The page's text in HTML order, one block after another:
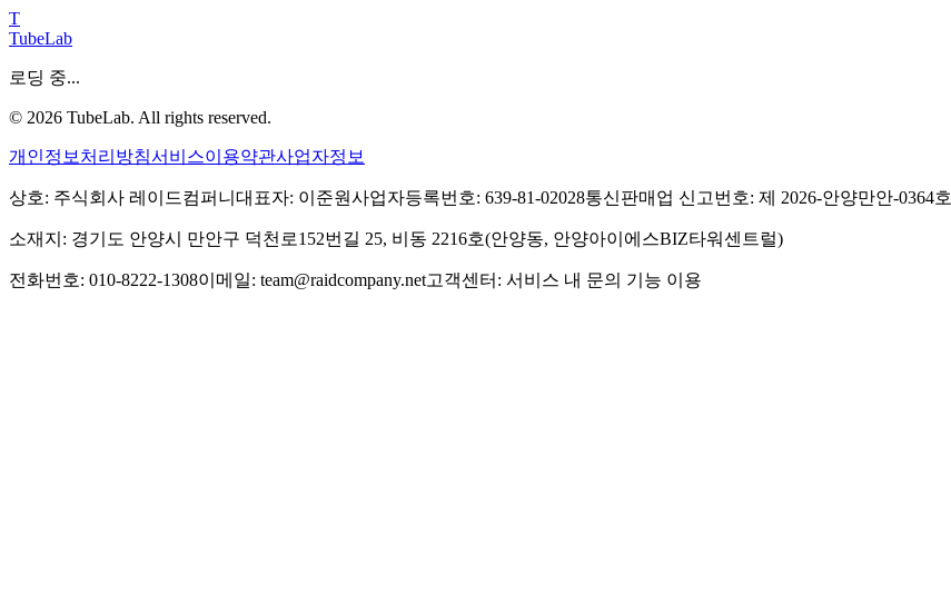
T
TubeLab
로딩 중...
© 2026 TubeLab. All rights reserved.
개인정보처리방침서비스이용약관사업자정보
상호: 주식회사 레이드컴퍼니 대표자: 이준원사업자등록번호: 639-81-02028통신판매업 신고번호: 제 2026-안양만안-0364호
소재지: 경기도 안양시 만안구 덕천로152번길 25, 비동 2216호(안양동, 안양아이에스BIZ타워센트럴)
전화번호: 010-8222-1308이메일: team@raidcompany.net고객센터: 서비스 내 문의 기능 이용